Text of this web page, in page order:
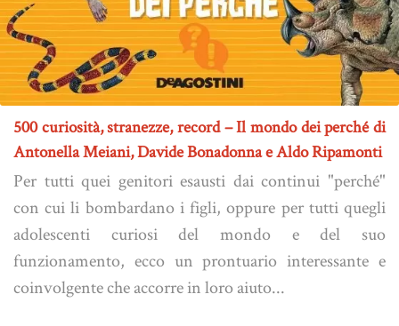
500 curiosità, stranezze, record – Il mondo dei perché di
Antonella Meiani, Davide Bonadonna e Aldo Ripamonti
Per tutti quei genitori esausti dai continui "perché"
con cui li bombardano i figli, oppure per tutti quegli
adolescenti curiosi del mondo e del suo
funzionamento, ecco un prontuario interessante e
coinvolgente che accorre in loro aiuto...